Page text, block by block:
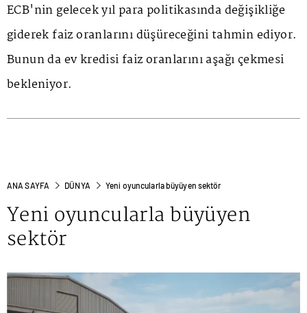
ECB'nin gelecek yıl para politikasında değişikliğe
giderek faiz oranlarını düşüreceğini tahmin ediyor.
Bunun da ev kredisi faiz oranlarını aşağı çekmesi
bekleniyor.
ANA SAYFA DÜNYA Yeni oyuncularla büyüyen sektör
Yeni oyuncularla büyüyen
sektör